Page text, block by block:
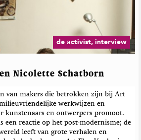
de activist, interview
Nicolette Schatborn
van makers die betrokken zijn bij Art
werkwijzen en
kunstenaars en ontwerpers promoot.
een reactie op het post-modernisme; de
leeft van grote verhalen en